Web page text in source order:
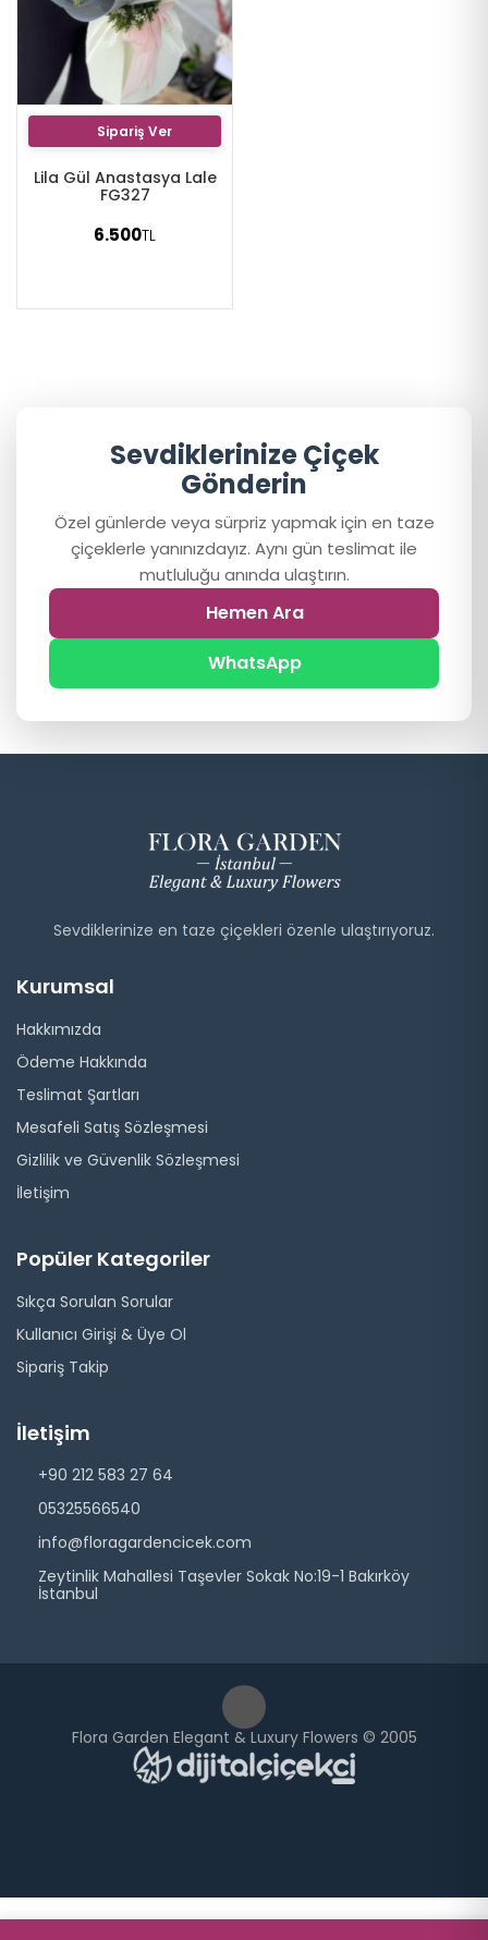
Sipariş Ver
Lila Gül Anastasya Lale
FG327
6.500TL
Sevdiklerinize Çiçek
Gönderin
Özel günlerde veya sürpriz yapmak için en taze
çiçeklerle yanınızdayız. Aynı gün teslimat ile
mutluluğu anında ulaştırın.
Hemen Ara
WhatsApp
Sevdiklerinize en taze çiçekleri özenle ulaştırıyoruz.
Kurumsal
Hakkımızda
Ödeme Hakkında
Teslimat Şartları
Mesafeli Satış Sözleşmesi
Gizlilik ve Güvenlik Sözleşmesi
İletişim
Popüler Kategoriler
Sıkça Sorulan Sorular
Kullanıcı Girişi & Üye Ol
Sipariş Takip
İletişim
+90 212 583 27 64
05325566540
info@floragardencicek.com
Zeytinlik Mahallesi Taşevler Sokak No:19-1 Bakırköy
İstanbul
Flora Garden Elegant & Luxury Flowers © 2005